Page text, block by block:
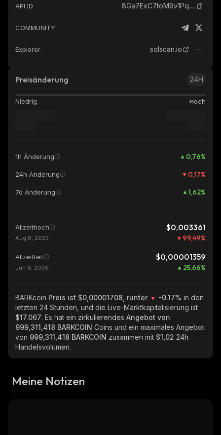
API ID 8Ga7ExC7toM9v1PqCB8jjKRTKqiYqQGLCua2VnXdbonk_solana
COMMUNITY
Explorer solscan.io
Preisänderung 24H
Niedrig Hoch
1h Änderung 0,76%
24h Änderung 0,17%
7d Änderung 1,62%
Allzeithoch $0,003361
Aug 8, 2025 99,49%
Allzeittief $0,00001359
Jun 6, 2026 25,66%
BARKcoin Preis ist $0,00001708, runter -0.17% in den
letzten 24 Stunden, und die Live-Marktkapitalisierung ist
$17.067. Es hat ein zirkulierendes Angebot von
999,311,418 BARKCOIN Coins und ein maximales Angebot
von 999,311,418 BARKCOIN zusammen mit $1,02 24h
Handelsvolumen.
Meine Notizen